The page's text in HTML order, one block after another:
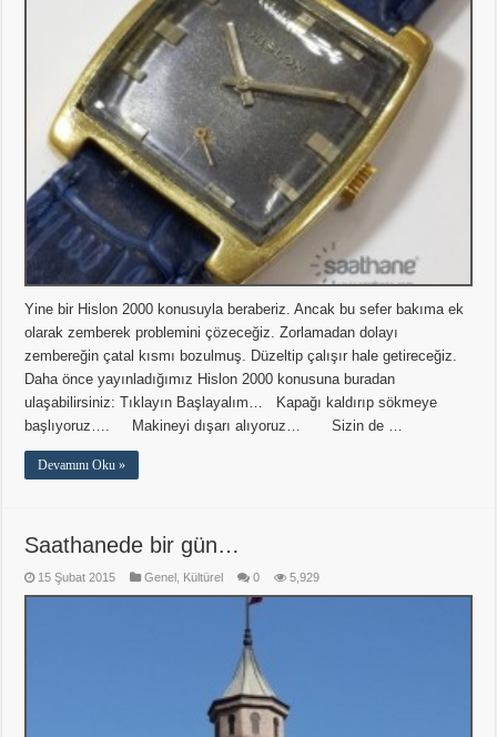
Yine bir Hislon 2000 konusuyla beraberiz. Ancak bu sefer bakıma ek
olarak zemberek problemini çözeceğiz. Zorlamadan dolayı
zembereğin çatal kısmı bozulmuş. Düzeltip çalışır hale getireceğiz.
Daha önce yayınladığımız Hislon 2000 konusuna buradan
ulaşabilirsiniz: Tıklayın Başlayalım… Kapağı kaldırıp sökmeye
başlıyoruz…. Makineyi dışarı alıyoruz… Sizin de …
Devamını Oku »
Saathanede bir gün…
15 Şubat 2015 Genel Kültürel 0 5,929